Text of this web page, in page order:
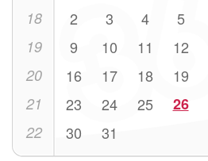
18 2 3 4 5
19 9 10 11 12
20 16 17 18 19
21 23 24 25 26
22 30 31